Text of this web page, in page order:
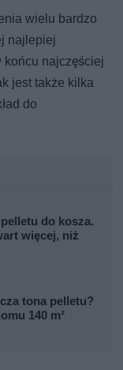
wielu bardzo
najlepiej
końcu najczęściej
jest także kilka
do
do kosza.
więcej, niż
tona pelletu?
140 m²